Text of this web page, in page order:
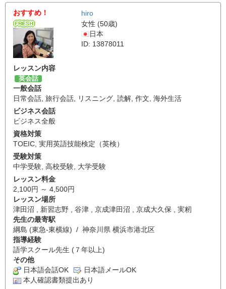
おすすめ！
hiro
女性 (50歳)
日本
ID: 13878011
レッスン内容
英会話
一般会話
日常会話, 旅行会話, リスニング, 読解, 作文, 海外生活
ビジネス会話
ビジネス全般
資格対策
TOEIC, 実用英語技能検定（英検）
受験対策
中学受験, 高校受験, 大学受験
レッスン料金
2,100円 ～ 4,500円
レッスン場所
津田沼 , 新習志野 , 谷津 , 京成津田沼 , 京成大久保 , 実籾
先生の最寄駅
綱島 (東急-東横線) / 神奈川県 横浜市港北区
指導経験
語学スクール先生 (７年以上)
その他
日本語会話OK
日本語メールOK
本人確認書類提出あり